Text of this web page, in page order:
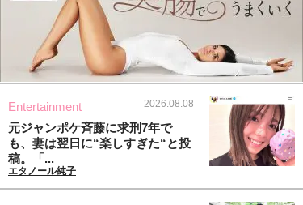
Entertainment 2026.08.08
元ジャンポケ斉藤に求刑7年で
も、妻は翌日に“楽しすぎた“と投
稿。「...
エタノール純子